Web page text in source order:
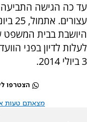
היושבת בבית המשפט
לעלות לדיון בפני
3 ביולי 2014.
הצטרפו
מצאתם טעות